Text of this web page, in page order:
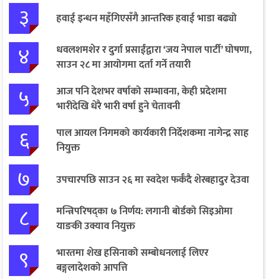
३ हवाई इन्धन महँगिएसँगै आन्तरिक हवाई भाडा बढ्यो
४
धवलशमशेर र दुर्गा प्रसाईंद्वारा ‘जय नेपाल पार्टी’ घोषणा,
साउन २८ मा आयोगमा दर्ता गर्ने तयारी
५
आज पनि देशभर वर्षाको सम्भावना, केही प्रदेशमा
भारीदेखि धेरै भारी वर्षा हुने चेतावनी
६
पाल आयल निगमको कार्यकारी निर्देशकमा नागेन्द्र साह
नियुक्त
७ उपचारपछि साउन २६ मा स्वदेश फर्कँदै शेरबहादुर देउवा
८
मन्त्रिपरिषद्का ७ निर्णय: लगानी बोर्डको सिइओमा
याङकी उक्याव नियुक्त
९
भारतमा शेख हसिनाको सम्बोधनलाई लिएर
बङ्गलादेशको आपत्ति